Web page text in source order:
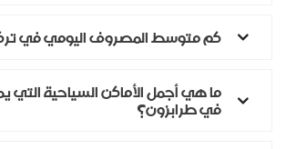
كم متوسط المصروف اليومي في
ما هي أجمل الأماكن السياحية التي
في طرابزون؟